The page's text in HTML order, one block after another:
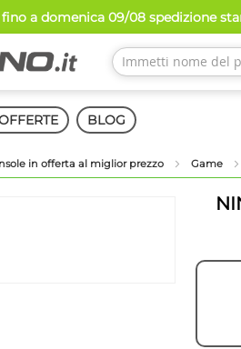
a domenica 09/08 spedizione
BLOG
in offerta al miglior prezzo Game